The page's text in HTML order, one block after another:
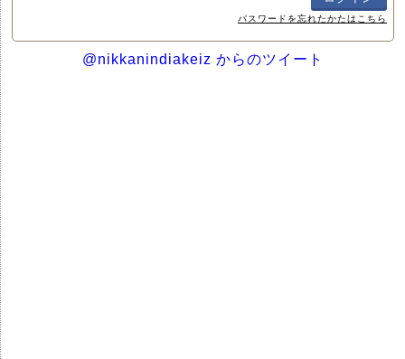
パスワードを忘れたかたはこちら
@nikkanindiakeiz からのツイート